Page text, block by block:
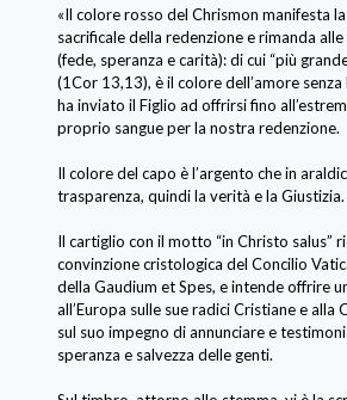
«Il colore rosso del Chrismon manifesta
sacrificale della redenzione e rimanda
(fede, speranza e carità): di cui “più
(1Cor 13,13), è il colore dell’amore
ha inviato il Figlio ad offrirsi fino
proprio sangue per la nostra redenzione.
Il colore del capo è l’argento che in
trasparenza, quindi la verità e la Giustizia.
Il cartiglio con il motto “in Christo salus”
convinzione cristologica del Concilio
della Gaudium et Spes, e intende offrire
all’Europa sulle sue radici Cristiane e alla
sul suo impegno di annunciare e
speranza e salvezza delle genti.